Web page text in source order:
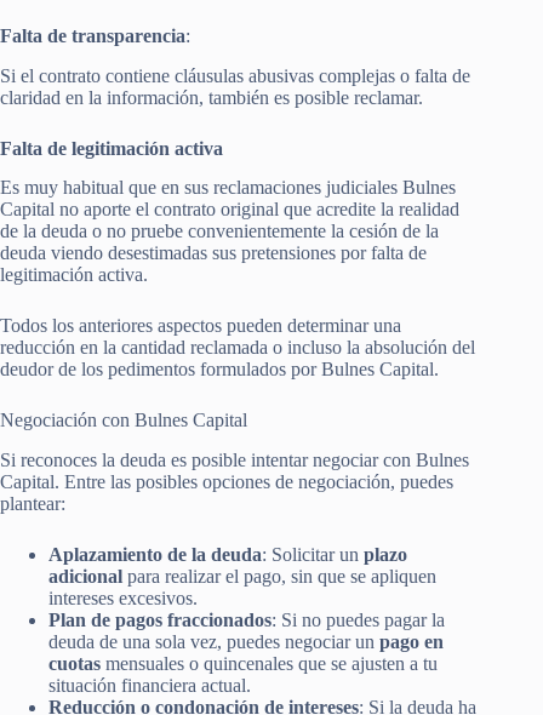
Falta de transparencia:
Si el contrato contiene cláusulas abusivas complejas o falta de
claridad en la información, también es posible reclamar.
Falta de legitimación activa
Es muy habitual que en sus reclamaciones judiciales Bulnes
Capital no aporte el contrato original que acredite la realidad
de la deuda o no pruebe convenientemente la cesión de la
deuda viendo desestimadas sus pretensiones por falta de
legitimación activa.
Todos los anteriores aspectos pueden determinar una
reducción en la cantidad reclamada o incluso la absolución del
deudor de los pedimentos formulados por Bulnes Capital.
Negociación con Bulnes Capital
Si reconoces la deuda es posible intentar negociar con Bulnes
Capital. Entre las posibles opciones de negociación, puedes
plantear:
Aplazamiento de la deuda: Solicitar un plazo
adicional para realizar el pago, sin que se apliquen
intereses excesivos.
Plan de pagos fraccionados: Si no puedes pagar la
deuda de una sola vez, puedes negociar un pago en
cuotas mensuales o quincenales que se ajusten a tu
situación financiera actual.
Reducción o condonación de intereses: Si la deuda ha